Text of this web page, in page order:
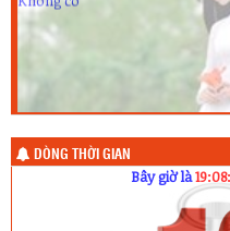
DÒNG THỜI GIAN
Bây giờ là